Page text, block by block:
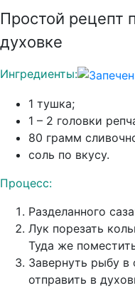
Простой рецепт
духовке
Ингредиенты:
1 тушка;
1 – 2 головки
80 грамм
соль по вкусу.
Процесс:
Разделанного
Лук порезать
Туда же
Завернуть рыбу в
отправить в